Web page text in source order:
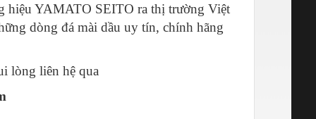
hiệu YAMATO SEITO ra thị trường Việt
dòng đá mài dầu uy tín, chính hãng
lòng liên hệ qua